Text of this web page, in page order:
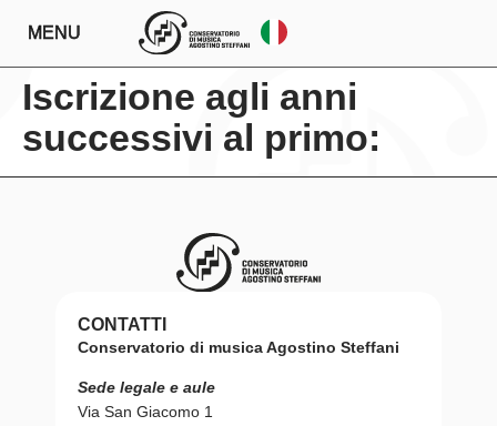
MENU
Iscrizione agli anni
successivi al primo:
CONTATTI
Conservatorio di musica Agostino Steffani
Sede legale e aule
Via San Giacomo 1